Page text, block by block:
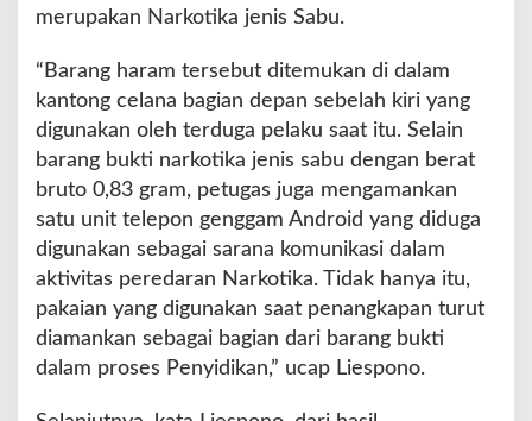
merupakan Narkotika jenis Sabu.
“Barang haram tersebut ditemukan di dalam
kantong celana bagian depan sebelah kiri yang
digunakan oleh terduga pelaku saat itu. Selain
barang bukti narkotika jenis sabu dengan berat
bruto 0,83 gram, petugas juga mengamankan
satu unit telepon genggam Android yang diduga
digunakan sebagai sarana komunikasi dalam
aktivitas peredaran Narkotika. Tidak hanya itu,
pakaian yang digunakan saat penangkapan turut
diamankan sebagai bagian dari barang bukti
dalam proses Penyidikan,” ucap Liespono.